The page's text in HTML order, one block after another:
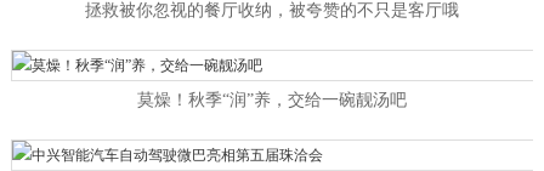
拯救被你忽视的餐厅收纳，被夸赞的不只是客厅哦
莫燥！秋季“润”养，交给一碗靓汤吧